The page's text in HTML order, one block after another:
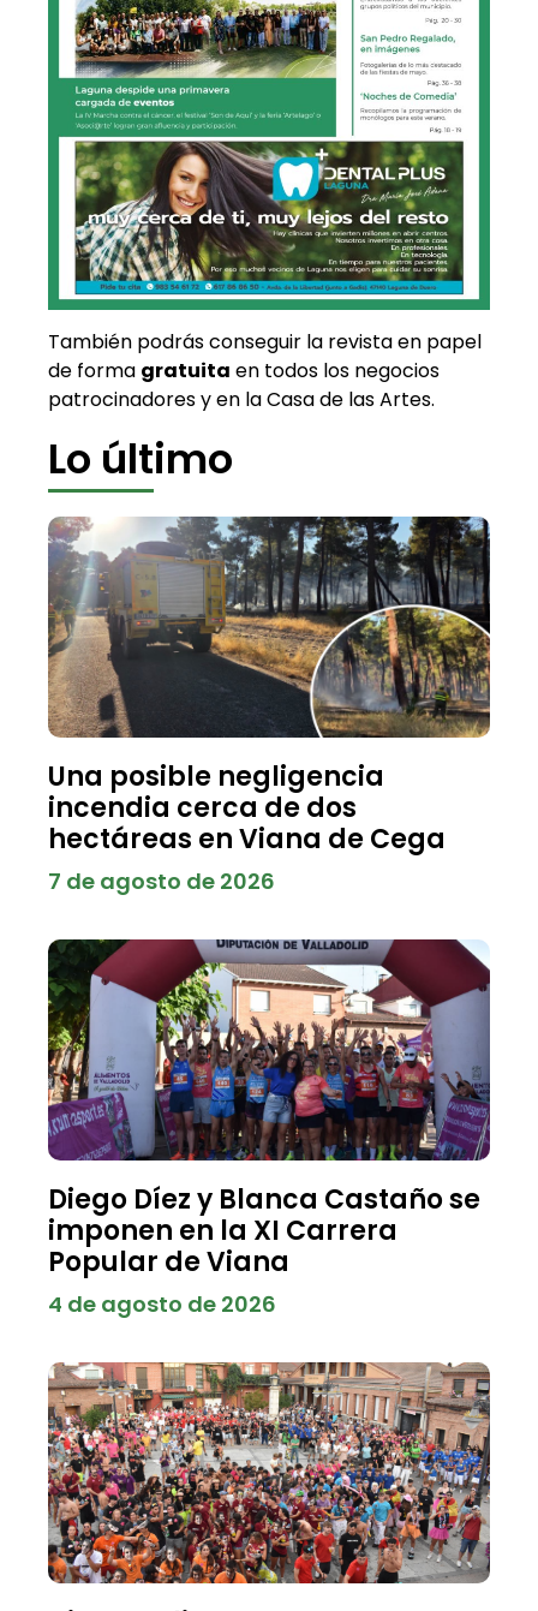
También podrás conseguir la revista en papel
de forma gratuita en todos los negocios
patrocinadores y en la Casa de las Artes.
Lo último
Una posible negligencia
incendia cerca de dos
hectáreas en Viana de Cega
7 de agosto de 2026
Diego Díez y Blanca Castaño se
imponen en la XI Carrera
Popular de Viana
4 de agosto de 2026